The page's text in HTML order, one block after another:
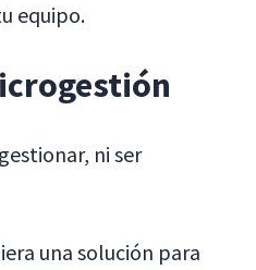
equipo.
ni ser
una solución para